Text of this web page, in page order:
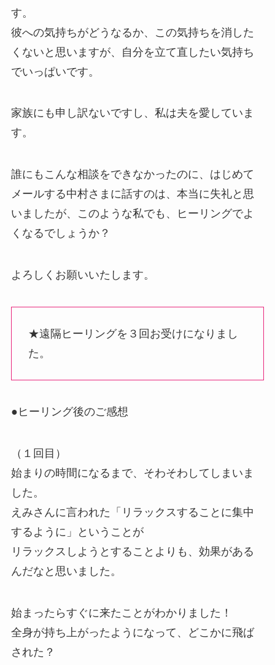
す。
彼への気持ちがどうなるか、この気持ちを消した
くないと思いますが、自分を立て直したい気持ち
でいっぱいです。
家族にも申し訳ないですし、私は夫を愛していま
す。
誰にもこんな相談をできなかったのに、はじめて
メールする中村さまに話すのは、本当に失礼と思
いましたが、このような私でも、ヒーリングでよ
くなるでしょうか？
よろしくお願いいたします。
★遠隔ヒーリングを３回お受けになりまし
た。
●ヒーリング後のご感想
（１回目）
始まりの時間になるまで、そわそわしてしまいま
した。
えみさんに言われた「リラックスすることに集中
するように」ということが
リラックスしようとすることよりも、効果がある
んだなと思いました。
始まったらすぐに来たことがわかりました！
全身が持ち上がったようになって、どこかに飛ば
された？